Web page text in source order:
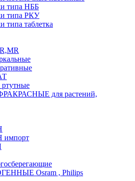
типа НББ
типа РКУ
типа таблетка
для растений,
Osram , Philips